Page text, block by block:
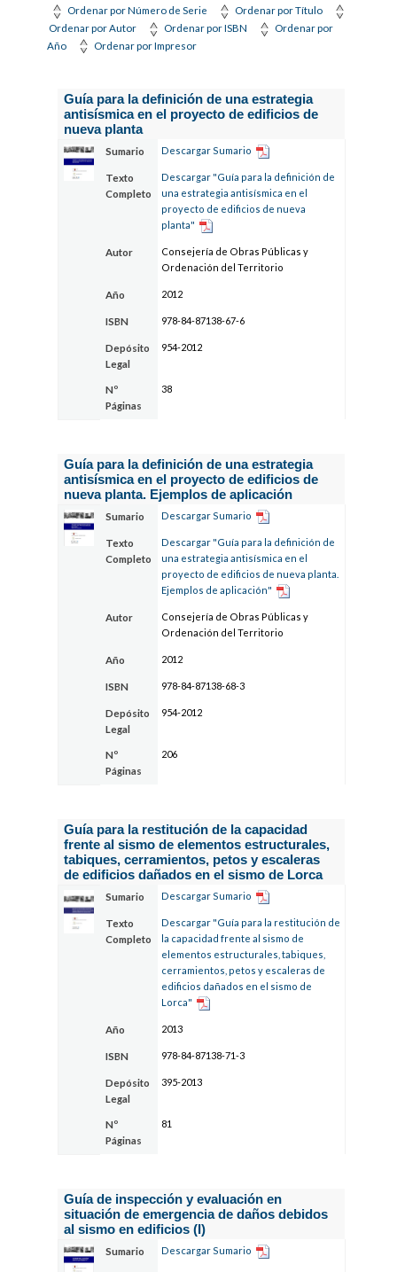
Ordenar por Número de Serie
Ordenar por Título
Ordenar por Autor
Ordenar por ISBN
Ordenar por
Año
Ordenar por Impresor
Guía para la definición de una estrategia
antisísmica en el proyecto de edificios de
nueva planta
Sumario Descargar Sumario
Texto
Completo
Descargar "Guía para la definición de
una estrategia antisísmica en el
proyecto de edificios de nueva
planta"
Autor
Consejería de Obras Públicas y
Ordenación del Territorio
Año 2012
ISBN 978-84-87138-67-6
Depósito
Legal
954-2012
Nº
Páginas
38
Guía para la definición de una estrategia
antisísmica en el proyecto de edificios de
nueva planta. Ejemplos de aplicación
Sumario Descargar Sumario
Texto
Completo
Descargar "Guía para la definición de
una estrategia antisísmica en el
proyecto de edificios de nueva planta.
Ejemplos de aplicación"
Autor
Consejería de Obras Públicas y
Ordenación del Territorio
Año 2012
ISBN 978-84-87138-68-3
Depósito
Legal
954-2012
Nº
Páginas
206
Guía para la restitución de la capacidad
frente al sismo de elementos estructurales,
tabiques, cerramientos, petos y escaleras
de edificios dañados en el sismo de Lorca
Sumario Descargar Sumario
Texto
Completo
Descargar "Guía para la restitución de
la capacidad frente al sismo de
elementos estructurales, tabiques,
cerramientos, petos y escaleras de
edificios dañados en el sismo de
Lorca"
Año 2013
ISBN 978-84-87138-71-3
Depósito
Legal
395-2013
Nº
Páginas
81
Guía de inspección y evaluación en
situación de emergencia de daños debidos
al sismo en edificios (I)
Sumario Descargar Sumario